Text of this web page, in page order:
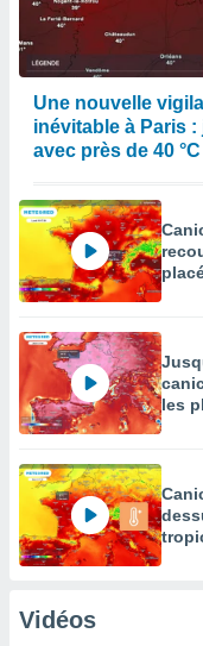
Une nouvelle
inévitable à Paris
avec près de 40 °C
les
Vidéos